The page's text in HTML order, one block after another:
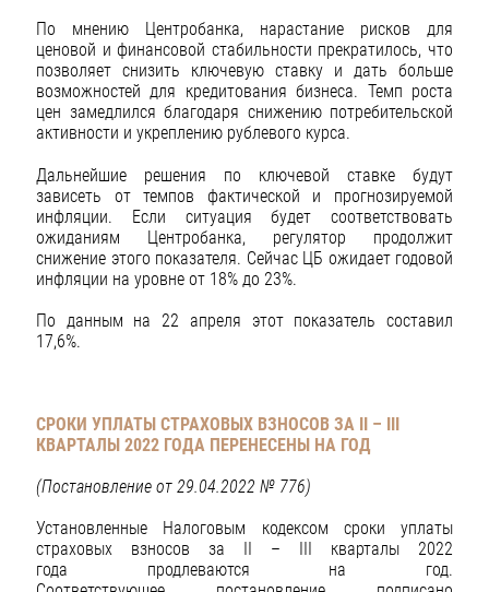
По мнению Центробанка, нарастание рисков для
ценовой и финансовой стабильности прекратилось, что
позволяет снизить ключевую ставку и дать больше
возможностей для кредитования бизнеса. Темп роста
цен замедлился благодаря снижению потребительской
активности и укреплению рублевого курса.
Дальнейшие решения по ключевой ставке будут
зависеть от темпов фактической и прогнозируемой
инфляции. Если ситуация будет соответствовать
ожиданиям Центробанка, регулятор продолжит
снижение этого показателя. Сейчас ЦБ ожидает годовой
инфляции на уровне от 18% до 23%.
По данным на 22 апреля этот показатель составил
17,6%.
СРОКИ УПЛАТЫ СТРАХОВЫХ ВЗНОСОВ ЗА II – III
КВАРТАЛЫ 2022 ГОДА ПЕРЕНЕСЕНЫ НА ГОД
(Постановление от 29.04.2022 № 776)
Установленные Налоговым кодексом сроки уплаты
страховых взносов за II – III кварталы 2022
года продлеваются на год.